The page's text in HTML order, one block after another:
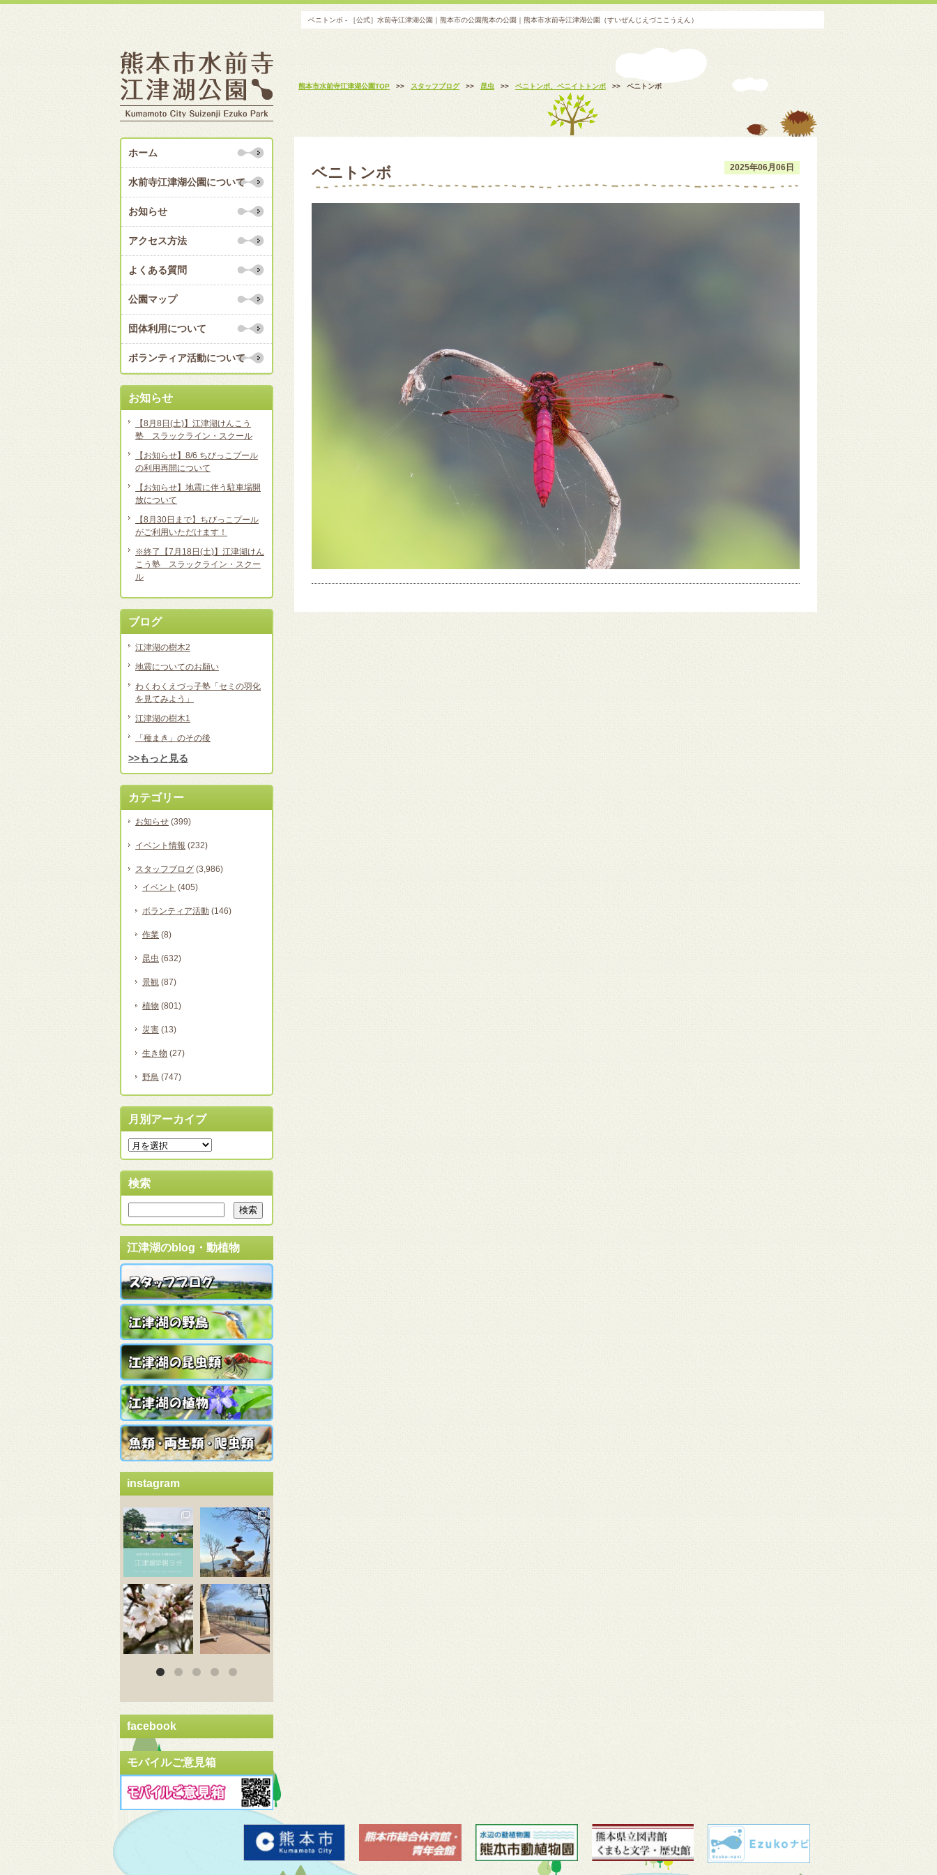
ベニトンボ - ［公式］水前寺江津湖公園｜熊本市の公園熊本の公園｜熊本市水前寺江津湖公園（すいぜんじえづここうえん）
熊本市水前寺江津湖公園TOP >> スタッフブログ >> 昆虫 >> ベニトンボ、ベニイトトンボ >> ベニトンボ
2025年06月06日
ベニトンボ
ホーム
水前寺江津湖公園について
お知らせ
アクセス方法
よくある質問
公園マップ
団体利用について
ボランティア活動について
お知らせ
【8月8日(土)】江津湖けんこう
塾 スラックライン・スクール
【お知らせ】8/6 ちびっこプール
の利用再開について
【お知らせ】地震に伴う駐車場開
放について
【8月30日まで】ちびっこプール
がご利用いただけます！
※終了【7月18日(土)】江津湖けん
こう塾 スラックライン・スクー
ル
ブログ
江津湖の樹木2
地震についてのお願い
わくわくえづっ子塾「セミの羽化
を見てみよう」
江津湖の樹木1
「種まき」のその後
>>もっと見る
カテゴリー
お知らせ (399)
イベント情報 (232)
スタッフブログ (3,986)
イベント (405)
ボランティア活動 (146)
作業 (8)
昆虫 (632)
景観 (87)
植物 (801)
災害 (13)
生き物 (27)
野鳥 (747)
月別アーカイブ
検索
江津湖のblog・動植物
instagram
3月 20
3月 18
3月 18
facebook
モバイルご意見箱